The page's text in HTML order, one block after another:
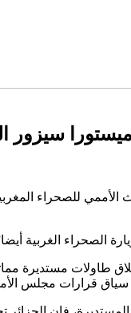
سيزور
الأممي للصحراء
الصحراء الغربية
سياق قرارات مجلس